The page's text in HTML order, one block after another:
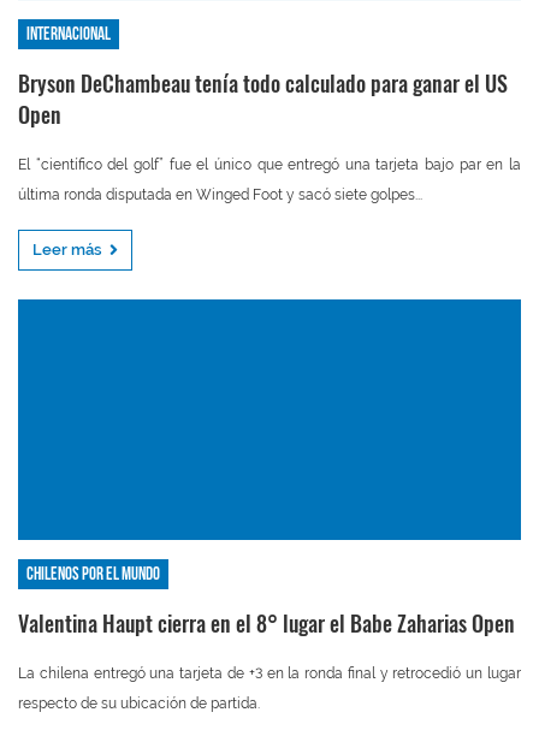
Internacional
Bryson DeChambeau tenía todo calculado para ganar el US
Open
El “científico del golf” fue el único que entregó una tarjeta bajo par en la
última ronda disputada en Winged Foot y sacó siete golpes...
Leer más
Chilenos por el mundo
Valentina Haupt cierra en el 8° lugar el Babe Zaharias Open
La chilena entregó una tarjeta de +3 en la ronda final y retrocedió un lugar
respecto de su ubicación de partida.